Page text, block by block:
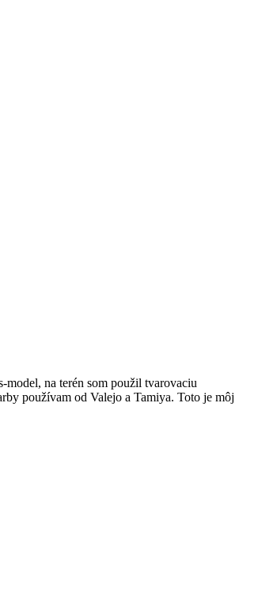
na terén som použil tvarovaciu
používam od Valejo a Tamiya. Toto je môj